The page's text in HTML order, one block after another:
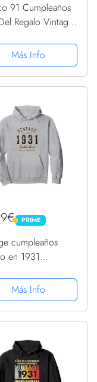
91 Cumpleaños
Regalo Vintage
Más Info
PRIME
PRIME
cumpleaños
en 1931
Más Info